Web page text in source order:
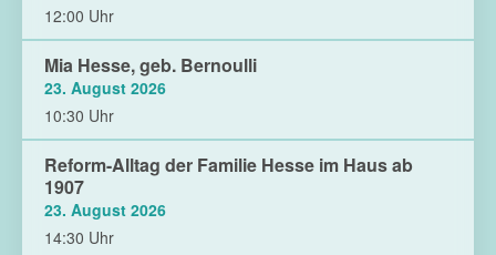
12:00 Uhr
Mia Hesse, geb. Bernoulli
23. August 2026
10:30 Uhr
Reform-Alltag der Familie Hesse im Haus ab
1907
23. August 2026
14:30 Uhr